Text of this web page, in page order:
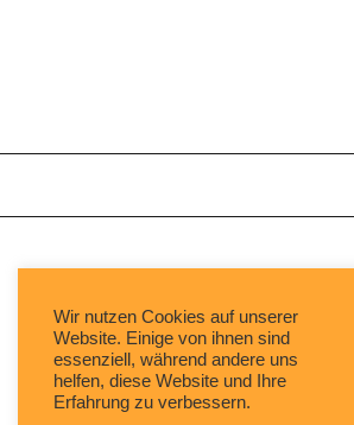
Wir nutzen Cookies auf unserer
Website. Einige von ihnen sind
essenziell, während andere uns
helfen, diese Website und Ihre
Erfahrung zu verbessern.